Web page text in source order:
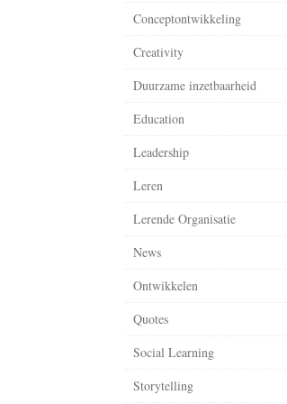
Conceptontwikkeling
Creativity
Duurzame inzetbaarheid
Education
Leadership
Leren
Lerende Organisatie
News
Ontwikkelen
Quotes
Social Learning
Storytelling